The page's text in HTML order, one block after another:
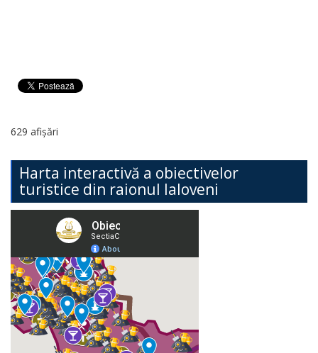
629 afișări
Harta interactivă a obiectivelor
turistice din raionul Ialoveni